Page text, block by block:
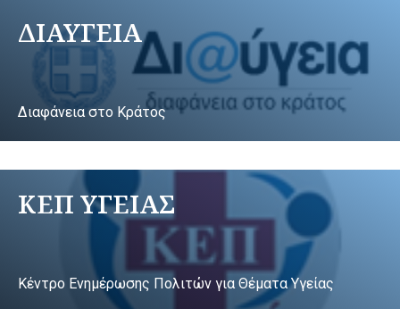
ΔΙΑΥΓΕΙΑ
Διαφάνεια στο Κράτος
ΚΕΠ ΥΓΕΙΑΣ
Κέντρο Ενημέρωσης Πολιτών για Θέματα Υγείας